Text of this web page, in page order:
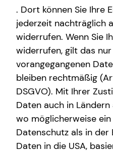
Expat
complexity into clarity.
tecis has been successfully
Germany on financial
with you, I develop a
specifically for your unique
your arrival in Germany
term life planning.
Reliable support in your
I help you understand the
smart financial decisions –
. Dort können Sie Ihre
jederzeit nachträglich
widerrufen. Wenn Sie
widerrufen, gilt das
vorangegangenen
bleiben rechtmäßig
DSGVO). Mit Ihrer
Daten auch in
wo möglicherweise
Datenschutz als in der
Daten in die USA,